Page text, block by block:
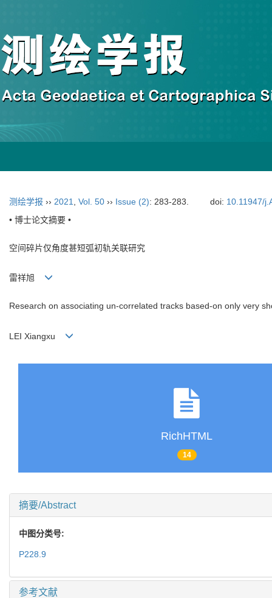
测绘学报 ›› 2021 Vol. 50 ›› Issue (2): 283-283. doi: 10.11947/
• 博士论文摘要 •
空间碎片仅角度甚短弧初轨关联研究
雷祥旭
Research on associating un-correlated tracks based-on only very
LEI Xiangxu
RichHTML
14
摘要/Abstract
中图分类号:
P228.9
参考文献